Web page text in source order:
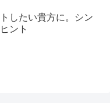
したい貴方に。シン
ント